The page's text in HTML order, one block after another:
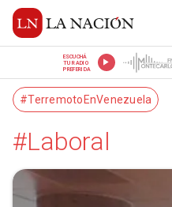
ESCUCHÁ
TU RADIO
PREFERIDA
#TerremotoEnVenezuela
#Laboral